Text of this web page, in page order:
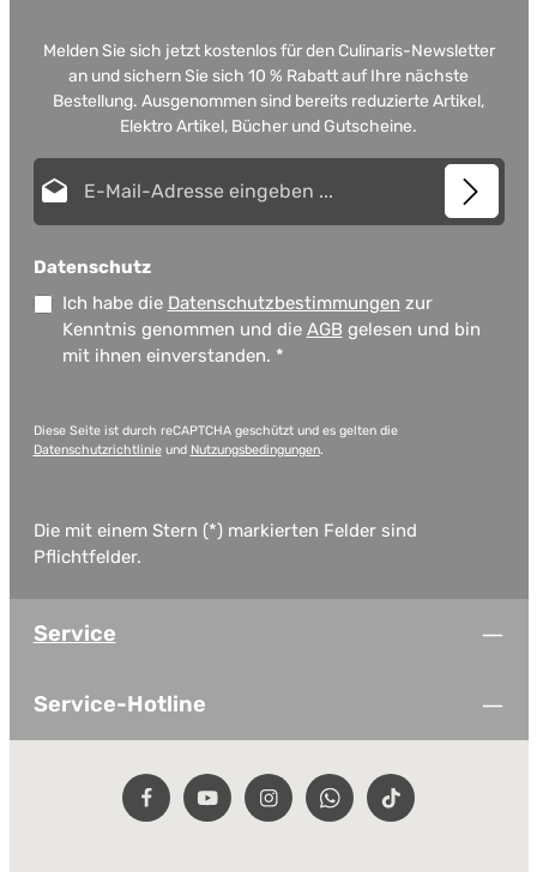
Melden Sie sich jetzt kostenlos für den Culinaris-Newsletter
an und sichern Sie sich 10 % Rabatt auf Ihre nächste
Bestellung. Ausgenommen sind bereits reduzierte Artikel,
Elektro Artikel, Bücher und Gutscheine.
Datenschutz
Ich habe die Datenschutzbestimmungen zur
Kenntnis genommen und die AGB gelesen und bin
mit ihnen einverstanden. *
Diese Seite ist durch reCAPTCHA geschützt und es gelten die
Datenschutzrichtlinieund Nutzungsbedingungen.
Die mit einem Stern (*) markierten Felder sind
Pflichtfelder.
Service
Service-Hotline